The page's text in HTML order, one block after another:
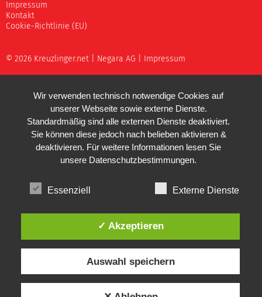
Impressum
Kontakt
Cookie-Richtlinie (EU)
© 2026 Kreuzlinger.net | Negara AG Impressum
Wir verwenden technisch notwendige Cookies auf
unserer Webseite sowie externe Dienste.
Standardmäßig sind alle externen Dienste deaktiviert.
Sie können diese jedoch nach belieben aktivieren &
deaktivieren. Für weitere Informationen lesen Sie
unsere Datenschutzbestimmungen.
Essenziell Externe Dienste
✓ Akzeptieren
Auswahl speichern